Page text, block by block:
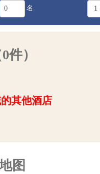
名
件）
其他酒店
图